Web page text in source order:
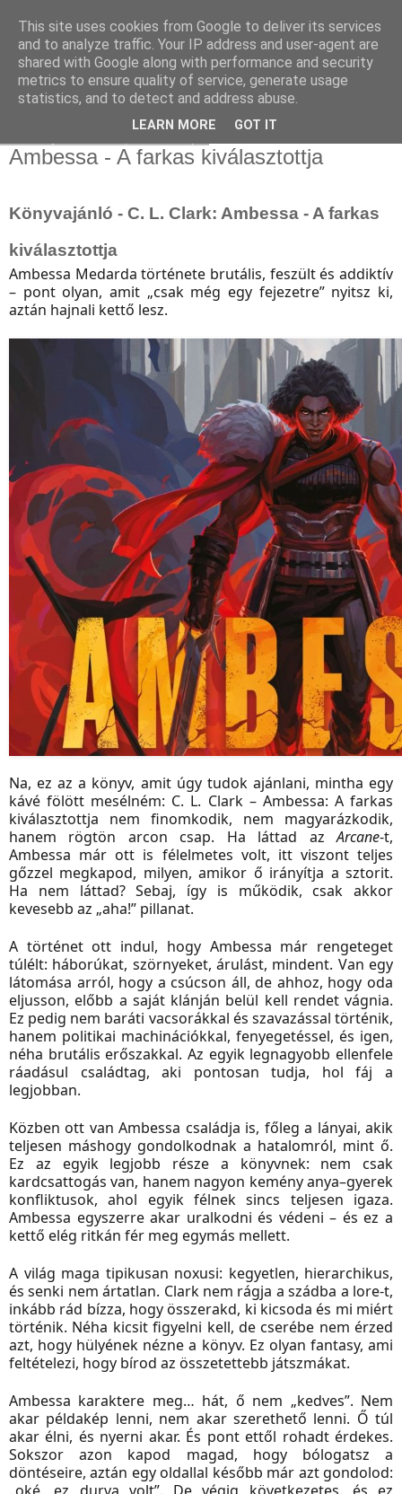
Ambessa - ​A farkas kiválasztottja
Könyvajánló - C. L. Clark: Ambessa - ​A farkas
kiválasztottja
Ambessa Medarda története brutális, feszült és addiktív
– pont olyan, amit „csak még egy fejezetre” nyitsz ki,
aztán hajnali kettő lesz.
Na, ez az a könyv, amit úgy tudok ajánlani, mintha egy
kávé fölött mesélném: C. L. Clark – Ambessa: A farkas
kiválasztottja nem finomkodik, nem magyarázkodik,
hanem rögtön arcon csap. Ha láttad azArcane-t,
Ambessa már ott is félelmetes volt, itt viszont teljes
gőzzel megkapod, milyen, amikor ő irányítja a sztorit.
Ha nem láttad? Sebaj, így is működik, csak akkor
kevesebb az „aha!” pillanat.
A történet ott indul, hogy Ambessa már rengeteget
túlélt: háborúkat, szörnyeket, árulást, mindent. Van egy
látomása arról, hogy a csúcson áll, de ahhoz, hogy oda
eljusson, előbb a saját klánján belül kell rendet vágnia.
Ez pedig nem baráti vacsorákkal és szavazással történik,
hanem politikai machinációkkal, fenyegetéssel, és igen,
néha brutális erőszakkal. Az egyik legnagyobb ellenfele
ráadásul családtag, aki pontosan tudja, hol fáj a
legjobban.
Közben ott van Ambessa családja is, főleg a lányai, akik
teljesen máshogy gondolkodnak a hatalomról, mint ő.
Ez az egyik legjobb része a könyvnek: nem csak
kardcsattogás van, hanem nagyon kemény anya–gyerek
konfliktusok, ahol egyik félnek sincs teljesen igaza.
Ambessa egyszerre akar uralkodni és védeni – és ez a
kettő elég ritkán fér meg egymás mellett.
A világ maga tipikusan noxusi: kegyetlen, hierarchikus,
és senki nem ártatlan. Clark nem rágja a szádba a lore-t,
inkább rád bízza, hogy összerakd, ki kicsoda és mi miért
történik. Néha kicsit figyelni kell, de cserébe nem érzed
azt, hogy hülyének nézne a könyv. Ez olyan fantasy, ami
feltételezi, hogy bírod az összetettebb játszmákat.
Ambessa karaktere meg… hát, ő nem „kedves”. Nem
akar példakép lenni, nem akar szerethető lenni. Ő túl
akar élni, és nyerni akar. És pont ettől rohadt érdekes.
Sokszor azon kapod magad, hogy bólogatsz a
döntéseire, aztán egy oldallal később már azt gondolod:
This site uses cookies from Google to deliver its services
and to analyze traffic. Your IP address and user-agent are
shared with Google along with performance and security
metrics to ensure quality of service, generate usage
statistics, and to detect and address abuse.
LEARN MORE GOT IT